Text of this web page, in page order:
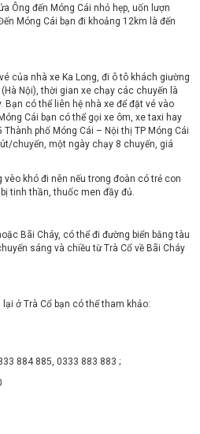
Ông đến Móng Cái nhỏ hẹp, uốn lượn
Móng Cái bạn đi khoảng 12km là đến
của nhà xe Ka Long, đi ô tô khách giường
Nội), thời gian xe chạy các chuyến là
Bạn có thể liên hệ nhà xe để đặt vé vào
Cái bạn có thể gọi xe ôm, xe taxi hay
phố Móng Cái – Nội thị TP Móng Cái
chuyến, một ngày chạy 8 chuyến, giá
vèo khó đi nên nếu trong đoàn có trẻ con
tinh thần, thuốc men đầy đủ.
Bãi Cháy, có thể đi đường biển bằng tàu
sáng và chiều từ Trà Cổ về Bãi Cháy
ở Trà Cổ bạn có thể tham khảo:
884 885, 0333 883 883 ;